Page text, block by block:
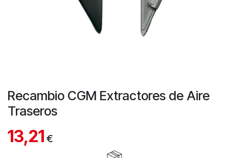
Recambio CGM Extractores de Aire
Traseros
13,21 €